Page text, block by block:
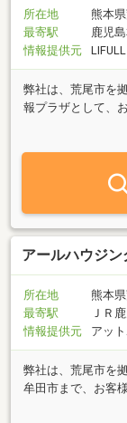
所在地
熊本
最寄駅
鹿児
情報提供元
弊社は、荒尾市を
報プラザとして、
貸不動産経営管理
アールハウジン
所在地
熊本
最寄駅
ＪＲ
情報提供元
アッ
弊社は、荒尾市を
牟田市まで、お客
賃貸やリノベーシ